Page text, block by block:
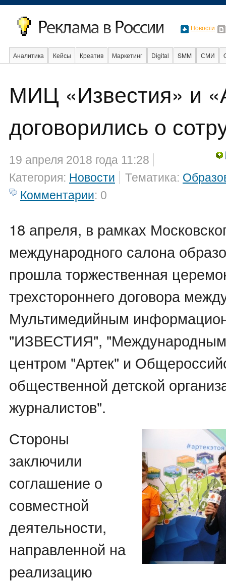
Новости
Аналитика Кейсы Креатив Маркетинг Digital SMM СМИ
МИЦ «Известия» и
договорились о
19 апреля 2018 года 11:28
Категория: Новости Тематика:
Комментарии: 0
18 апреля, в рамках
международного салона
прошла торжественная
трехстороннего договора
Мультимедийным
"ИЗВЕСТИЯ", "Международным
центром "Артек" и
общественной детской
журналистов".
Стороны
заключили
соглашение о
совместной
деятельности,
направленной на
реализацию